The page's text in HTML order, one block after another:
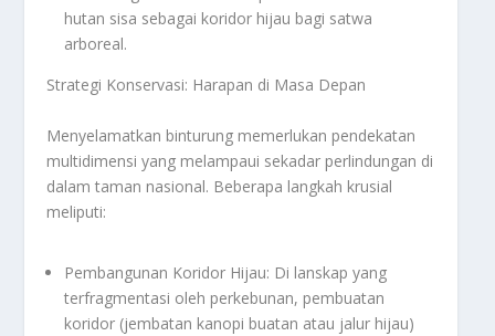
hutan sisa sebagai koridor hijau bagi satwa
arboreal.
Strategi Konservasi: Harapan di Masa Depan
Menyelamatkan binturung memerlukan pendekatan
multidimensi yang melampaui sekadar perlindungan di
dalam taman nasional. Beberapa langkah krusial
meliputi:
Pembangunan Koridor Hijau: Di lanskap yang
terfragmentasi oleh perkebunan, pembuatan
koridor (jembatan kanopi buatan atau jalur hijau)